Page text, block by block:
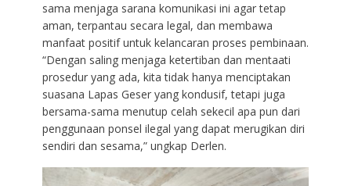
sama menjaga sarana komunikasi ini agar tetap
aman, terpantau secara legal, dan membawa
manfaat positif untuk kelancaran proses pembinaan.
“Dengan saling menjaga ketertiban dan mentaati
prosedur yang ada, kita tidak hanya menciptakan
suasana Lapas Geser yang kondusif, tetapi juga
bersama-sama menutup celah sekecil apa pun dari
penggunaan ponsel ilegal yang dapat merugikan diri
sendiri dan sesama,” ungkap Derlen.